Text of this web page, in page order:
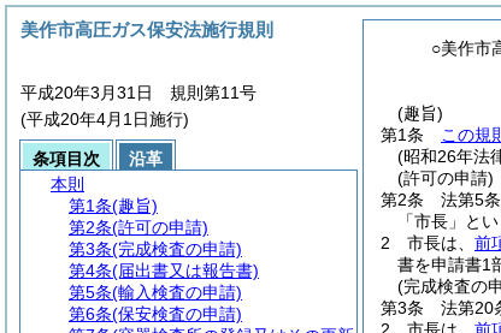
○美作市
(趣旨)
第1条
この規
(昭和26年法
(許可の申請)
第2条
法第5
「市長」と
2
市長は、 前
書を申請書1
(完成検査の
第3条
法第20
美作市高圧ガス保安法施行規則
平成20年3月31日 規則第11号
(平成20年4月1日施行)
条項目次
沿革
本則
第1条(趣旨)
第2条(許可の申請)
第3条(完成検査の申請)
第4条(届出書又は報告書)
第5条(輸入検査の申請)
第6条(保安検査の申請)